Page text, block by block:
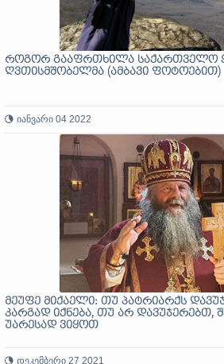
როგორ გააფრთხილა საქართველო
ღვთისმშობელმა (ამბავი ფოტოებით)
იანვარი 04 2022
მეუფე მიქაელი: თუ პატრიარქს
კარგად იქნება, თუ არ დავუჯერებთ,
უარესად ვიყოთ
დეკემბერი 27 2021